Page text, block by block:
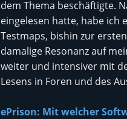
dem Thema beschäftigte.
eingelesen hatte, habe ich
Testmaps, bishin zur
damalige Resonanz auf
weiter und intensiver mit
Lesens in Foren und des
ePrison: Mit welcher